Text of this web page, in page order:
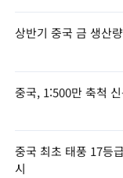
상반기 중국 금 생산
중국, 1:500만 축척
중국 최초 태풍 17등
시